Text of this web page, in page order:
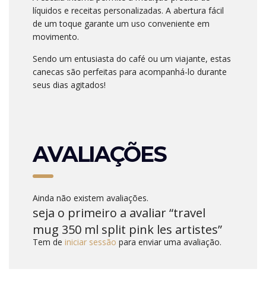
líquidos e receitas personalizadas. A abertura fácil
de um toque garante um uso conveniente em
movimento.
Sendo um entusiasta do café ou um viajante, estas
canecas são perfeitas para acompanhá-lo durante
seus dias agitados!
AVALIAÇÕES
Ainda não existem avaliações.
seja o primeiro a avaliar “travel
mug 350 ml split pink les artistes”
Tem de iniciar sessão para enviar uma avaliação.